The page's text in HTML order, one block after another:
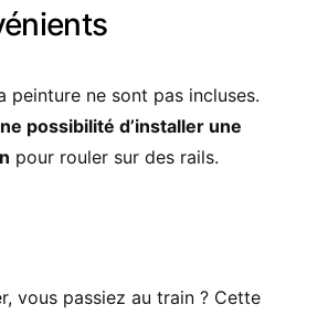
peinture ne sont pas incluses.
possibilité d’installer une
pour rouler sur des rails.
vous passiez au train ? Cette